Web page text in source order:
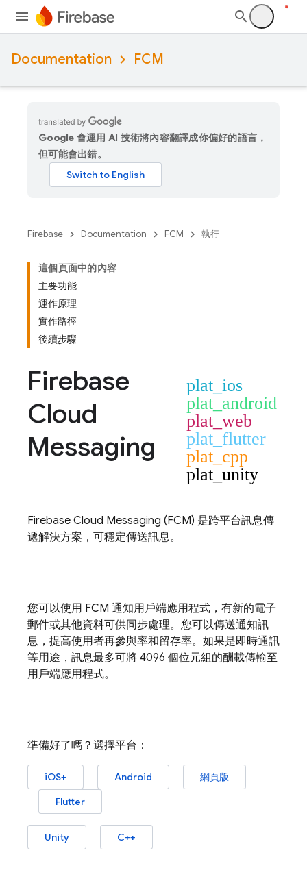
Documentation FCM
Google 會運用 AI 技術將內容翻譯成你偏好的語言，
但可能會出錯。
Firebase Documentation FCM 執行
這個頁面中的內容
主要功能
運作原理
實作路徑
後續步驟
Firebase
Cloud
Messaging
plat_ios
plat_android
plat_web
plat_flutter
plat_cpp
plat_unity
Firebase Cloud Messaging (FCM) 是跨平台訊息傳
遞解決方案，可穩定傳送訊息。
您可以使用 FCM 通知用戶端應用程式，有新的電子
郵件或其他資料可供同步處理。您可以傳送通知訊
息，提高使用者再參與率和留存率。如果是即時通訊
等用途，訊息最多可將 4096 個位元組的酬載傳輸至
用戶端應用程式。
準備好了嗎？選擇平台：
iOS+ Android
網頁版
Flutter
Unity C++